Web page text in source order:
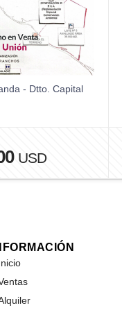
- Dtto. Capital
USD